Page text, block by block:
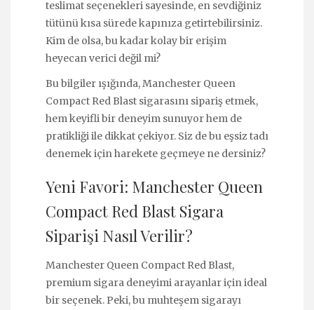
teslimat seçenekleri sayesinde, en sevdiğiniz
tütünü kısa sürede kapınıza getirtebilirsiniz.
Kim de olsa, bu kadar kolay bir erişim
heyecan verici değil mi?
Bu bilgiler ışığında, Manchester Queen
Compact Red Blast sigarasını sipariş etmek,
hem keyifli bir deneyim sunuyor hem de
pratikliği ile dikkat çekiyor. Siz de bu eşsiz tadı
denemek için harekete geçmeye ne dersiniz?
Yeni Favori: Manchester Queen
Compact Red Blast Sigara
Siparişi Nasıl Verilir?
Manchester Queen Compact Red Blast,
premium sigara deneyimi arayanlar için ideal
bir seçenek. Peki, bu muhteşem sigarayı